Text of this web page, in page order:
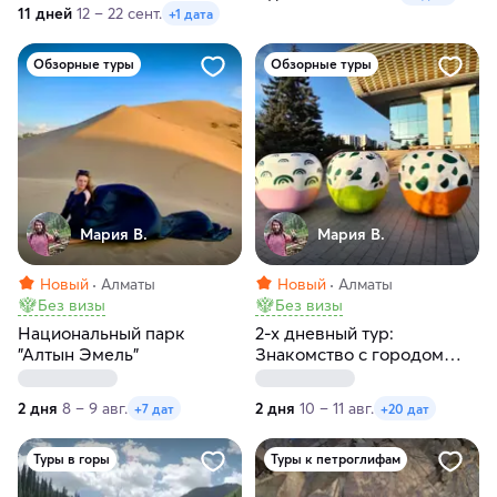
11 дней 12 – 22 сент. +1 дата
Обзорные туры
Мария В.
Новый
Алматы
Без визы
Национальный парк
"Алтын Эмель"
2 дня 8 – 9 авг. +7 дат
Обзорные туры
Мария В.
Новый
Алматы
Без визы
2-х дневный тур:
Знакомство с городом
Алматы
2 дня 10 – 11 авг. +20 дат
Туры в горы Туры к петроглифам